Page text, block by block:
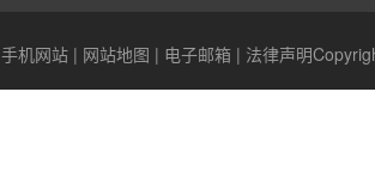
手机网站| 网站地图 | 电子邮箱| 法律声明